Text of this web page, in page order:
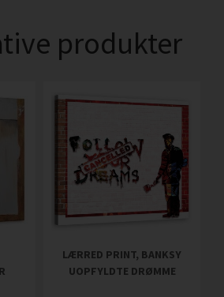
produkter
LÆRRED PRINT, BANKSY
UOPFYLDTE DRØMME